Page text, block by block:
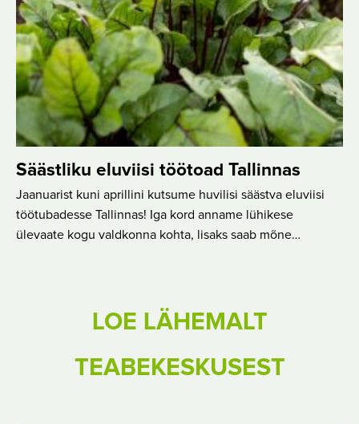
Säästliku eluviisi töötoad Tallinnas
Jaanuarist kuni aprillini kutsume huvilisi säästva eluviisi
töötubadesse Tallinnas! Iga kord anname lühikese
ülevaate kogu valdkonna kohta, lisaks saab mõne…
LOE LÄHEMALT
TEABEKESKUSEST